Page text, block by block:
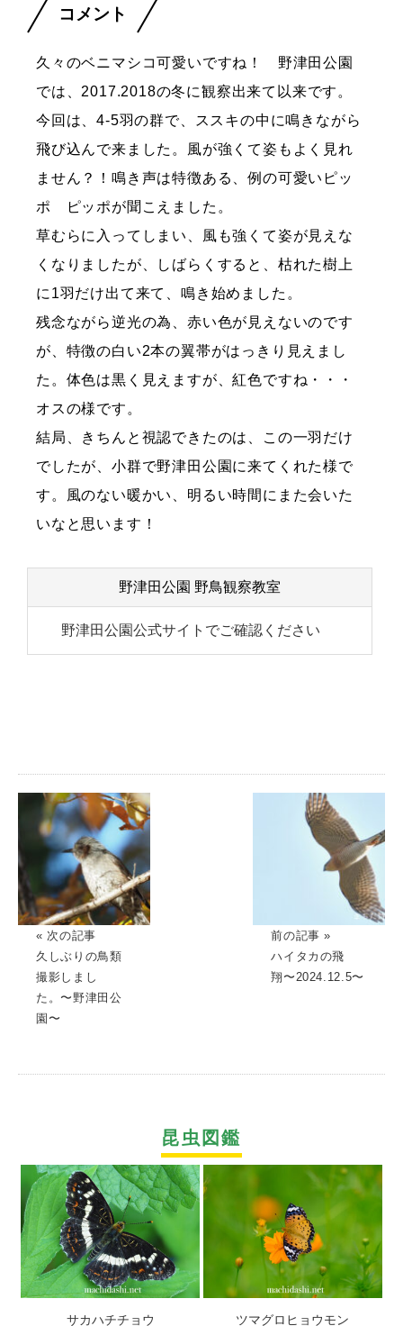
コメント
久々のベニマシコ可愛いですね！ 野津田公園
では、2017.2018の冬に観察出来て以来です。
今回は、4-5羽の群で、ススキの中に鳴きながら
飛び込んで来ました。風が強くて姿もよく見れ
ません？！鳴き声は特徴ある、例の可愛いピッ
ポ ピッポが聞こえました。
草むらに入ってしまい、風も強くて姿が見えな
くなりましたが、しばらくすると、枯れた樹上
に1羽だけ出て来て、鳴き始めました。
残念ながら逆光の為、赤い色が見えないのです
が、特徴の白い2本の翼帯がはっきり見えまし
た。体色は黒く見えますが、紅色ですね・・・
オスの様です。
結局、きちんと視認できたのは、この一羽だけ
でしたが、小群で野津田公園に来てくれた様で
す。風のない暖かい、明るい時間にまた会いた
いなと思います！
野津田公園 野鳥観察教室
野津田公園公式サイトでご確認ください
« 次の記事
久しぶりの鳥類
撮影しまし
た。〜野津田公
園〜
前の記事 »
ハイタカの飛
翔〜2024.12.5〜
昆虫図鑑
サカハチチョウ ツマグロヒョウモン